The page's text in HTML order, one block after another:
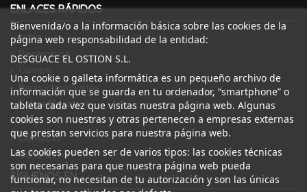
ENLACES RÁPIDOS
Inicio
Recambios
Bajas y tasaciones
Sobre Nosotros
Blog
Contacto
Canal Ético
Bienvenida/o a la información básica sobre las cookies de la
página web responsabilidad de la entidad:
DESGUACE EL OSTION S.L.
Una cookie o galleta informática es un pequeño archivo de
información que se guarda en tu ordenador, “smartphone” o
tableta cada vez que visitas nuestra página web. Algunas
cookies son nuestras y otras pertenecen a empresas externas
que prestan servicios para nuestra página web.
Las cookies pueden ser de varios tipos: las cookies técnicas
son necesarias para que nuestra página web pueda
funcionar, no necesitan de tu autorización y son las únicas
SÍGUENOS EN